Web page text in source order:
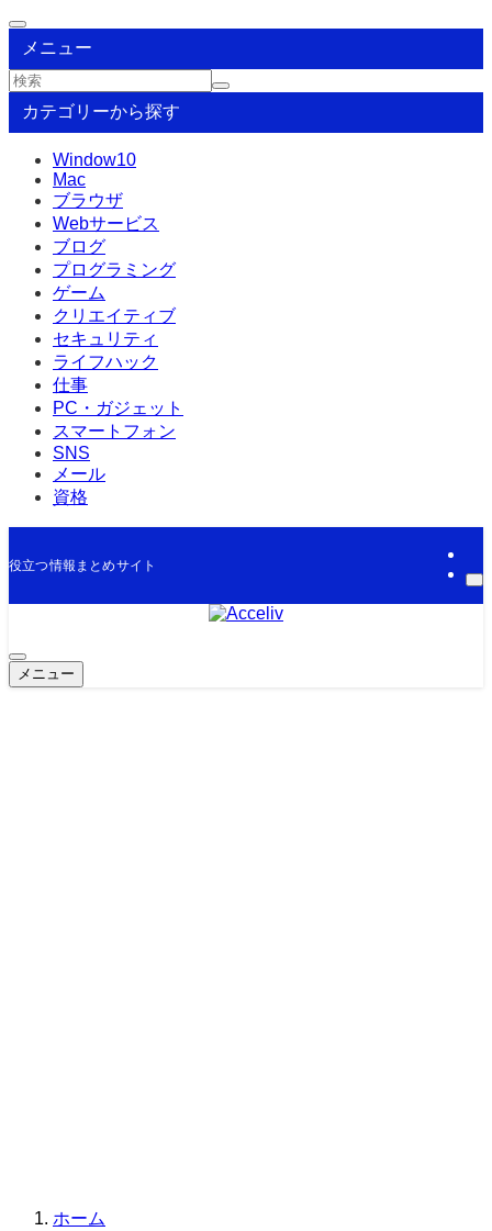
メニュー
カテゴリーから探す
Window10
Mac
ブラウザ
Webサービス
ブログ
プログラミング
ゲーム
クリエイティブ
セキュリティ
ライフハック
仕事
PC・ガジェット
スマートフォン
SNS
メール
資格
役立つ情報まとめサイト
メニュー
ホーム